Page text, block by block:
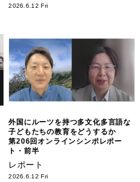
2026.6.12 Fri
外国にルーツを持つ多文化多言語な
子どもたちの教育をどうするか
第206回オンラインシンポレポー
ト・前半
レポート
2026.6.12 Fri